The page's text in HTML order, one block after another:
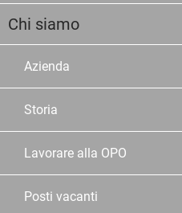
Chi siamo
Azienda
Storia
Lavorare alla OPO
Posti vacanti